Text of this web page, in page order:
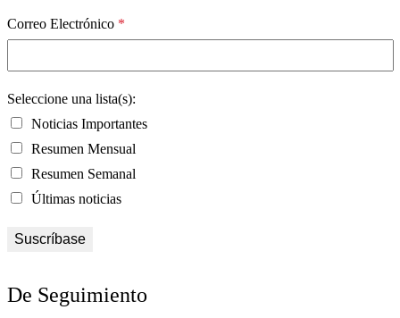
Correo Electrónico *
Seleccione una lista(s):
Noticias Importantes
Resumen Mensual
Resumen Semanal
Últimas noticias
De Seguimiento